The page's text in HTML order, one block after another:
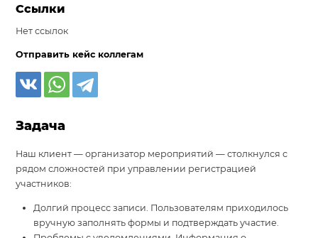
Ссылки
Нет ссылок
Отправить кейс коллегам
Задача
Наш клиент — организатор мероприятий — столкнулся с
рядом сложностей при управлении регистрацией
участников:
Долгий процесс записи. Пользователям приходилось
вручную заполнять формы и подтверждать участие.